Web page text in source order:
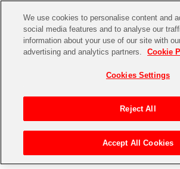
CHANNEL STORE
アイドルマスターシリーズ
アイドルマスター
イベントグッズ
トイ・ホビー
We use cookies to personalise content and
social media features and to analyse our
information about your use of our site with
advertising and analytics partners.
Cookie
Cookies Settings
Reject All
Accept All Cookies